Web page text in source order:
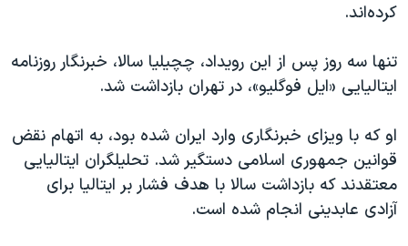
کرده‌اند.
تنها سه روز پس از این رویداد، چچیلیا سالا، خبرنگار روزنامه
ایتالیایی «ایل فوگلیو»، در تهران بازداشت شد.
او که با ویزای خبرنگاری وارد ایران شده بود، به اتهام نقض
قوانین جمهوری اسلامی دستگیر شد. تحلیلگران ایتالیایی
معتقدند که بازداشت سالا با هدف فشار بر ایتالیا برای
آزادی عابدینی انجام شده است.